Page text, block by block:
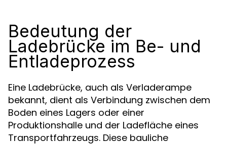
Bedeutung der
Ladebrücke im Be- und
Entladeprozess
Eine Ladebrücke, auch als Verladerampe
bekannt, dient als Verbindung zwischen dem
Boden eines Lagers oder einer
Produktionshalle und der Ladefläche eines
Transportfahrzeugs. Diese bauliche